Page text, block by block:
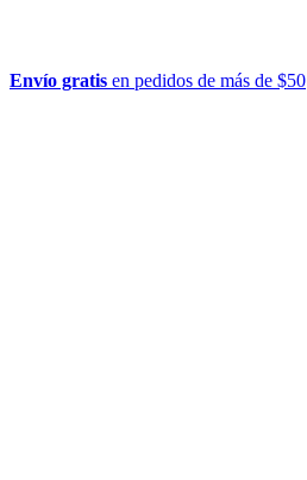
Envío gratis en pedidos de más de $50